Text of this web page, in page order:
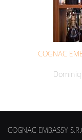
COGNAC
COGNAC EMBASSY